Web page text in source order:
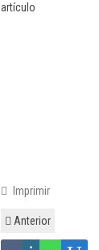
artículo
Imprimir
Anterior